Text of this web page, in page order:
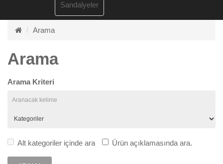
Sandalyeler
Arama
Arama
Arama Kriteri
Alt kategoriler içinde ara Ürün açıklamasında ara.